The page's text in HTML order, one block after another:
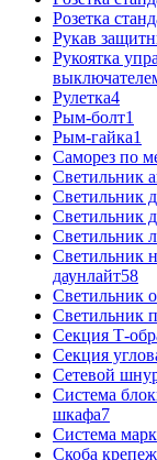
Розетка
Рукав
Рукоятка
Рулетка4
Рым-болт1
Рым-гайка1
Саморез по
Светильник
Светильник
Светильник
Светильник
Светильник
даунлайт58
Светильник
Светильник
Секция Т-
Секция
Сетевой
Система
шкафа7
Система
Скоба